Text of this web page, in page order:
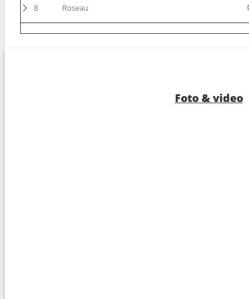
8 Roseau
9 Marigot Bay
Foto & video